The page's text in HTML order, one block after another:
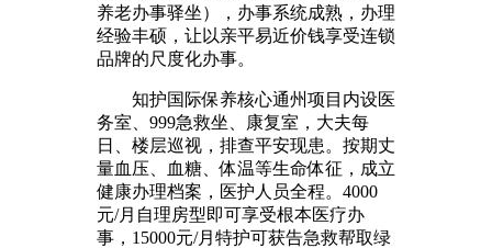
养老办事驿坐），办事系统成熟，办理
经验丰硕，让以亲平易近价钱享受连锁
品牌的尺度化办事。
知护国际保养核心通州项目内设医
务室、999急救坐、康复室，大夫每
日、楼层巡视，排查平安现患。按期丈
量血压、血糖、体温等生命体征，成立
健康办理档案，医护人员全程。4000
元/月自理房型即可享受根本医疗办
事，15000元/月特护可获告急救帮取绿